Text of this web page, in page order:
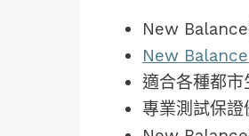
New
New
適合各種都市
專業測試保證